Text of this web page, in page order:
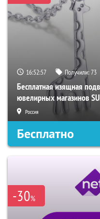
16:52:57 Получили:73
Бесплатная изящная
ювелирных магазинов
Россия
Бесплатно
-30%